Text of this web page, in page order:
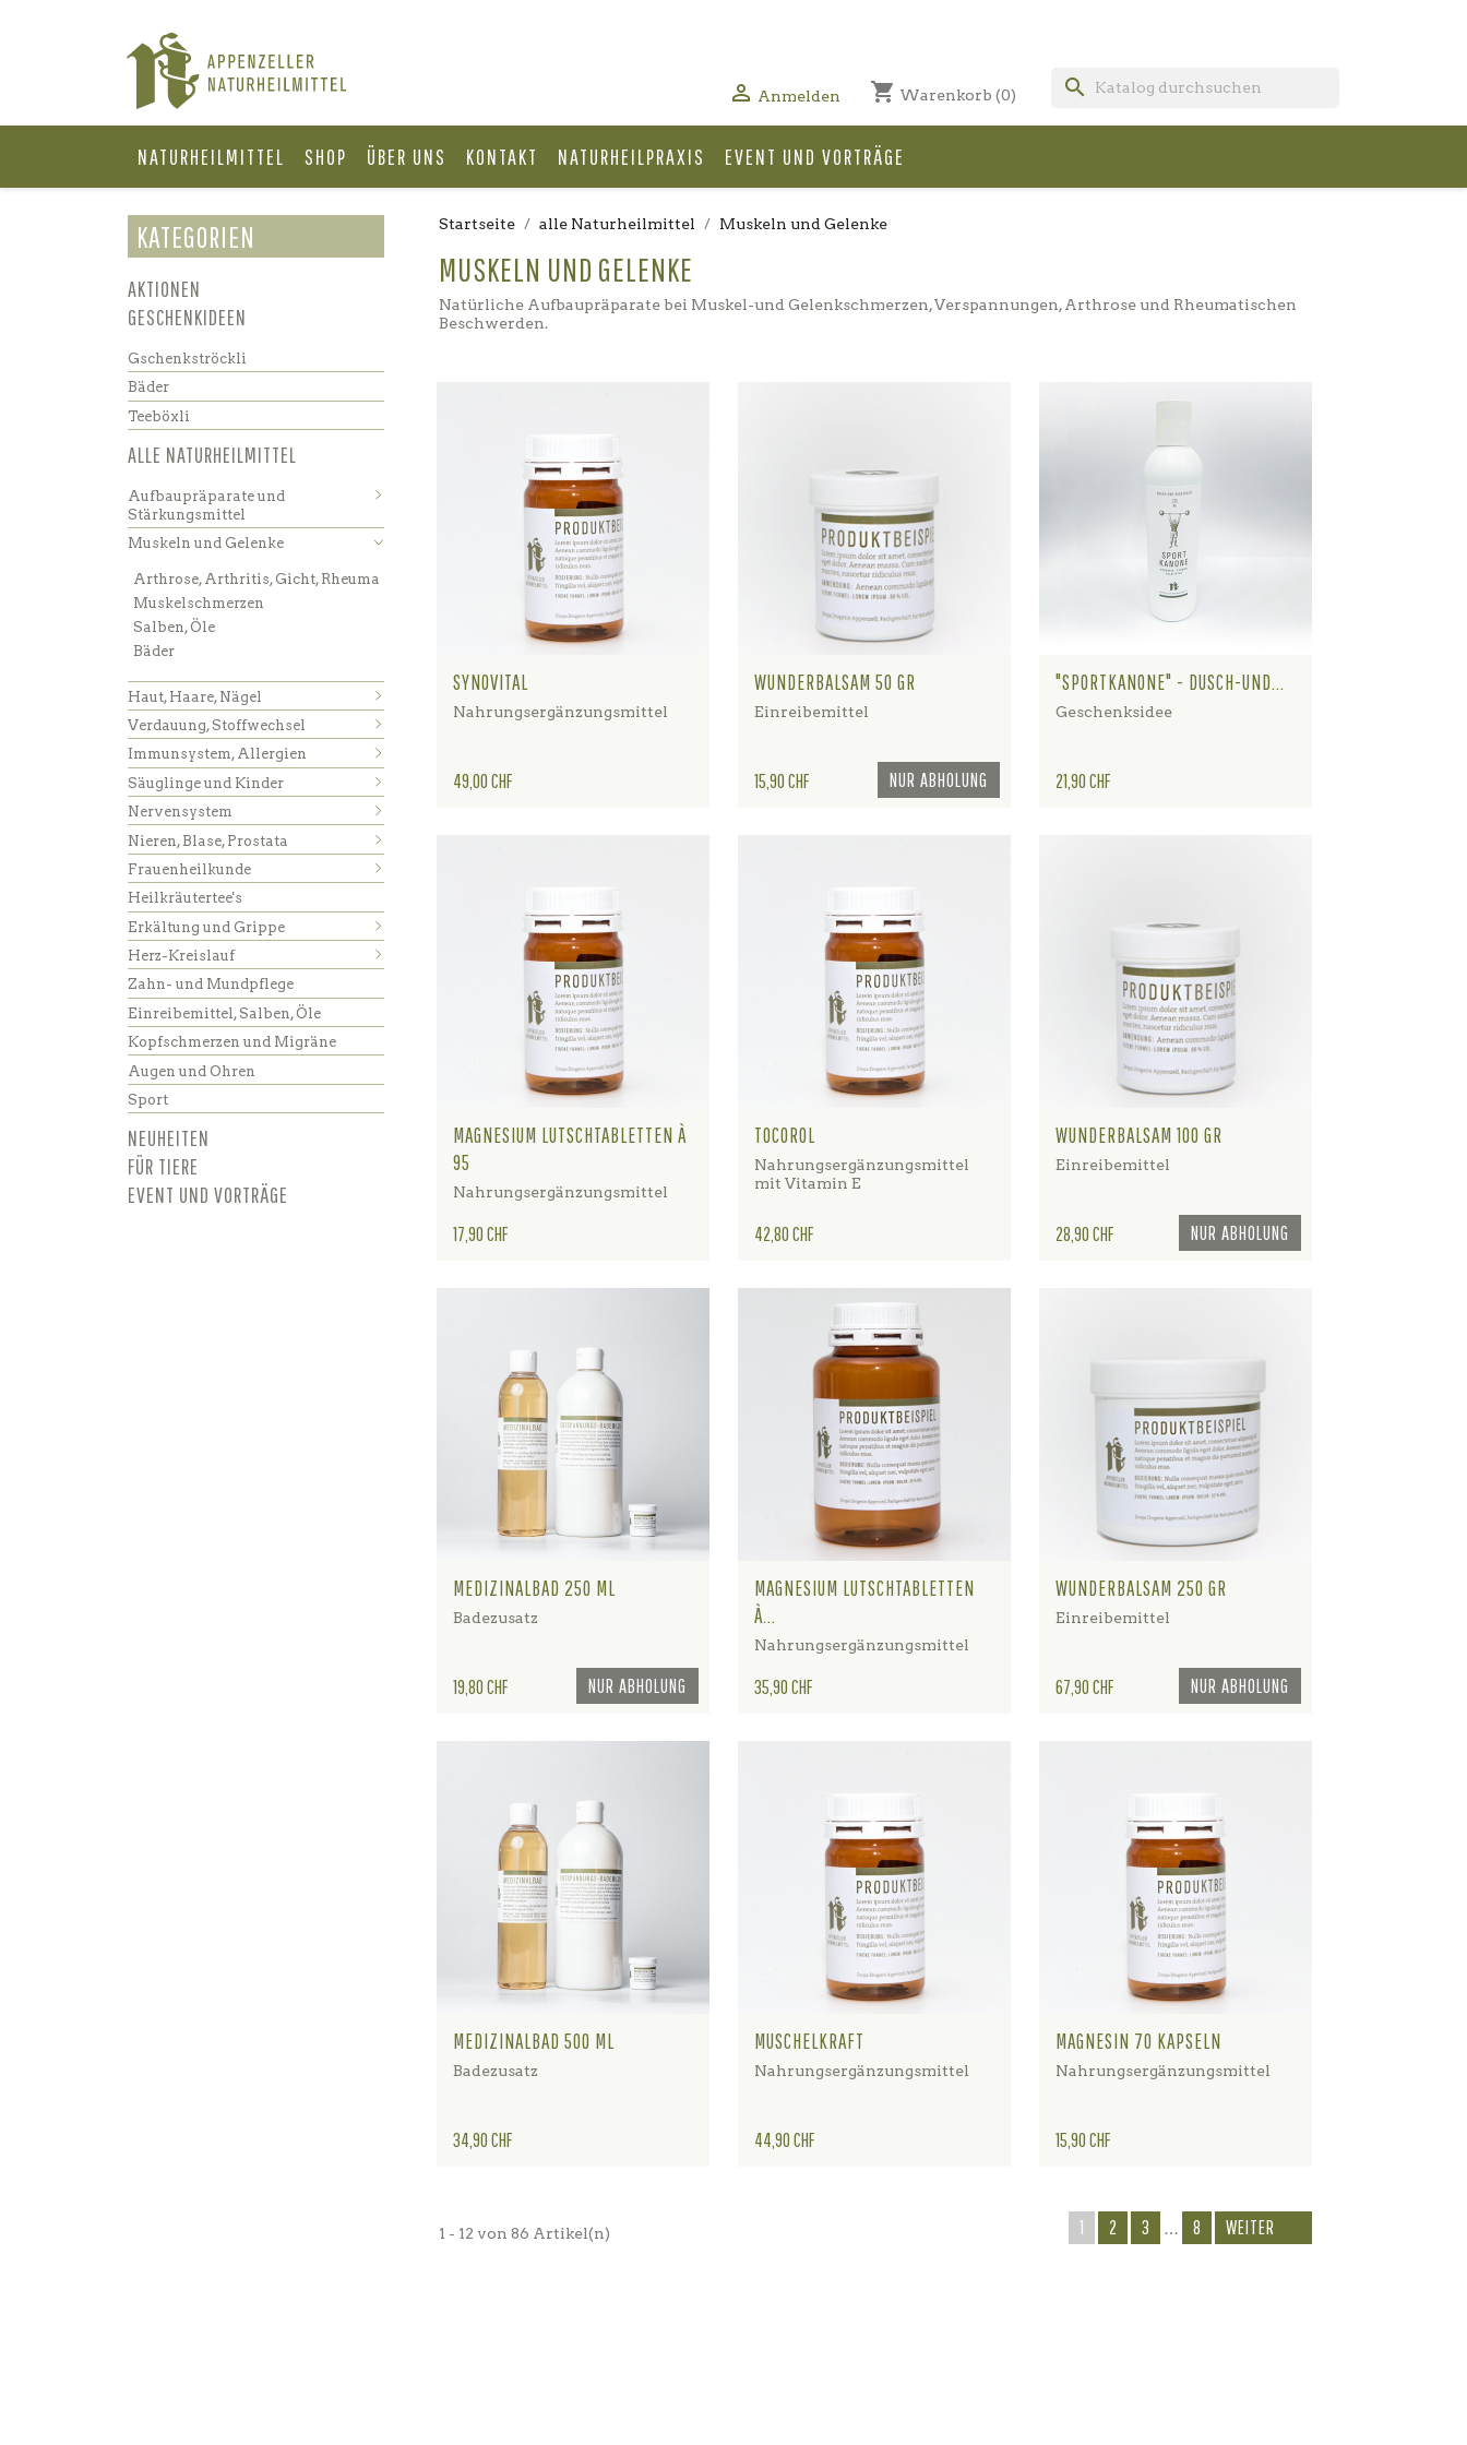
 Anmelden shopping_cart Warenkorb (0) search
NATURHEILMITTEL SHOP ÜBER UNS KONTAKT NATURHEILPRAXIS EVENT UND VORTRÄGE
KATEGORIEN
AKTIONEN
GESCHENKIDEEN
Gschenkströckli
Bäder
Teeböxli
ALLE NATURHEILMITTEL
Aufbaupräparate und
Stärkungsmittel
Muskeln und Gelenke
Arthrose, Arthritis, Gicht, Rheuma
Muskelschmerzen
Salben, Öle
Bäder
Haut, Haare, Nägel
Verdauung, Stoffwechsel
Immunsystem, Allergien
Säuglinge und Kinder
Nervensystem
Nieren, Blase, Prostata
Frauenheilkunde
Heilkräutertee's
Erkältung und Grippe
Herz-Kreislauf
Zahn- und Mundpflege
Einreibemittel, Salben, Öle
Kopfschmerzen und Migräne
Augen und Ohren
Sport
NEUHEITEN
FÜR TIERE
EVENT UND VORTRÄGE
Startseite alle Naturheilmittel Muskeln und Gelenke
MUSKELN UND GELENKE
Natürliche Aufbaupräparate bei Muskel-und Gelenkschmerzen, Verspannungen, Arthrose und Rheumatischen
Beschwerden.
SYNOVITAL
Nahrungsergänzungsmittel
Preis
49,00 CHF
WUNDERBALSAM 50 GR
Einreibemittel
NUR ABHOLUNG
Preis
15,90 CHF
"SPORTKANONE" - DUSCH-UND...
Geschenksidee
Preis
21,90 CHF
MAGNESIUM LUTSCHTABLETTEN À
95
Nahrungsergänzungsmittel
Preis
17,90 CHF
TOCOROL
Nahrungsergänzungsmittel
mit Vitamin E
Preis
42,80 CHF
WUNDERBALSAM 100 GR
Einreibemittel
NUR ABHOLUNG
Preis
28,90 CHF
MEDIZINALBAD 250 ML
Badezusatz
NUR ABHOLUNG
Preis
19,80 CHF
MAGNESIUM LUTSCHTABLETTEN
À...
Nahrungsergänzungsmittel
Preis
35,90 CHF
WUNDERBALSAM 250 GR
Einreibemittel
NUR ABHOLUNG
Preis
67,90 CHF
MEDIZINALBAD 500 ML
Badezusatz
Preis
34,90 CHF
MUSCHELKRAFT
Nahrungsergänzungsmittel
Preis
44,90 CHF
MAGNESIN 70 KAPSELN
Nahrungsergänzungsmittel
Preis
15,90 CHF
1 - 12 von 86 Artikel(n) 1 2 3 … 8 WEITER